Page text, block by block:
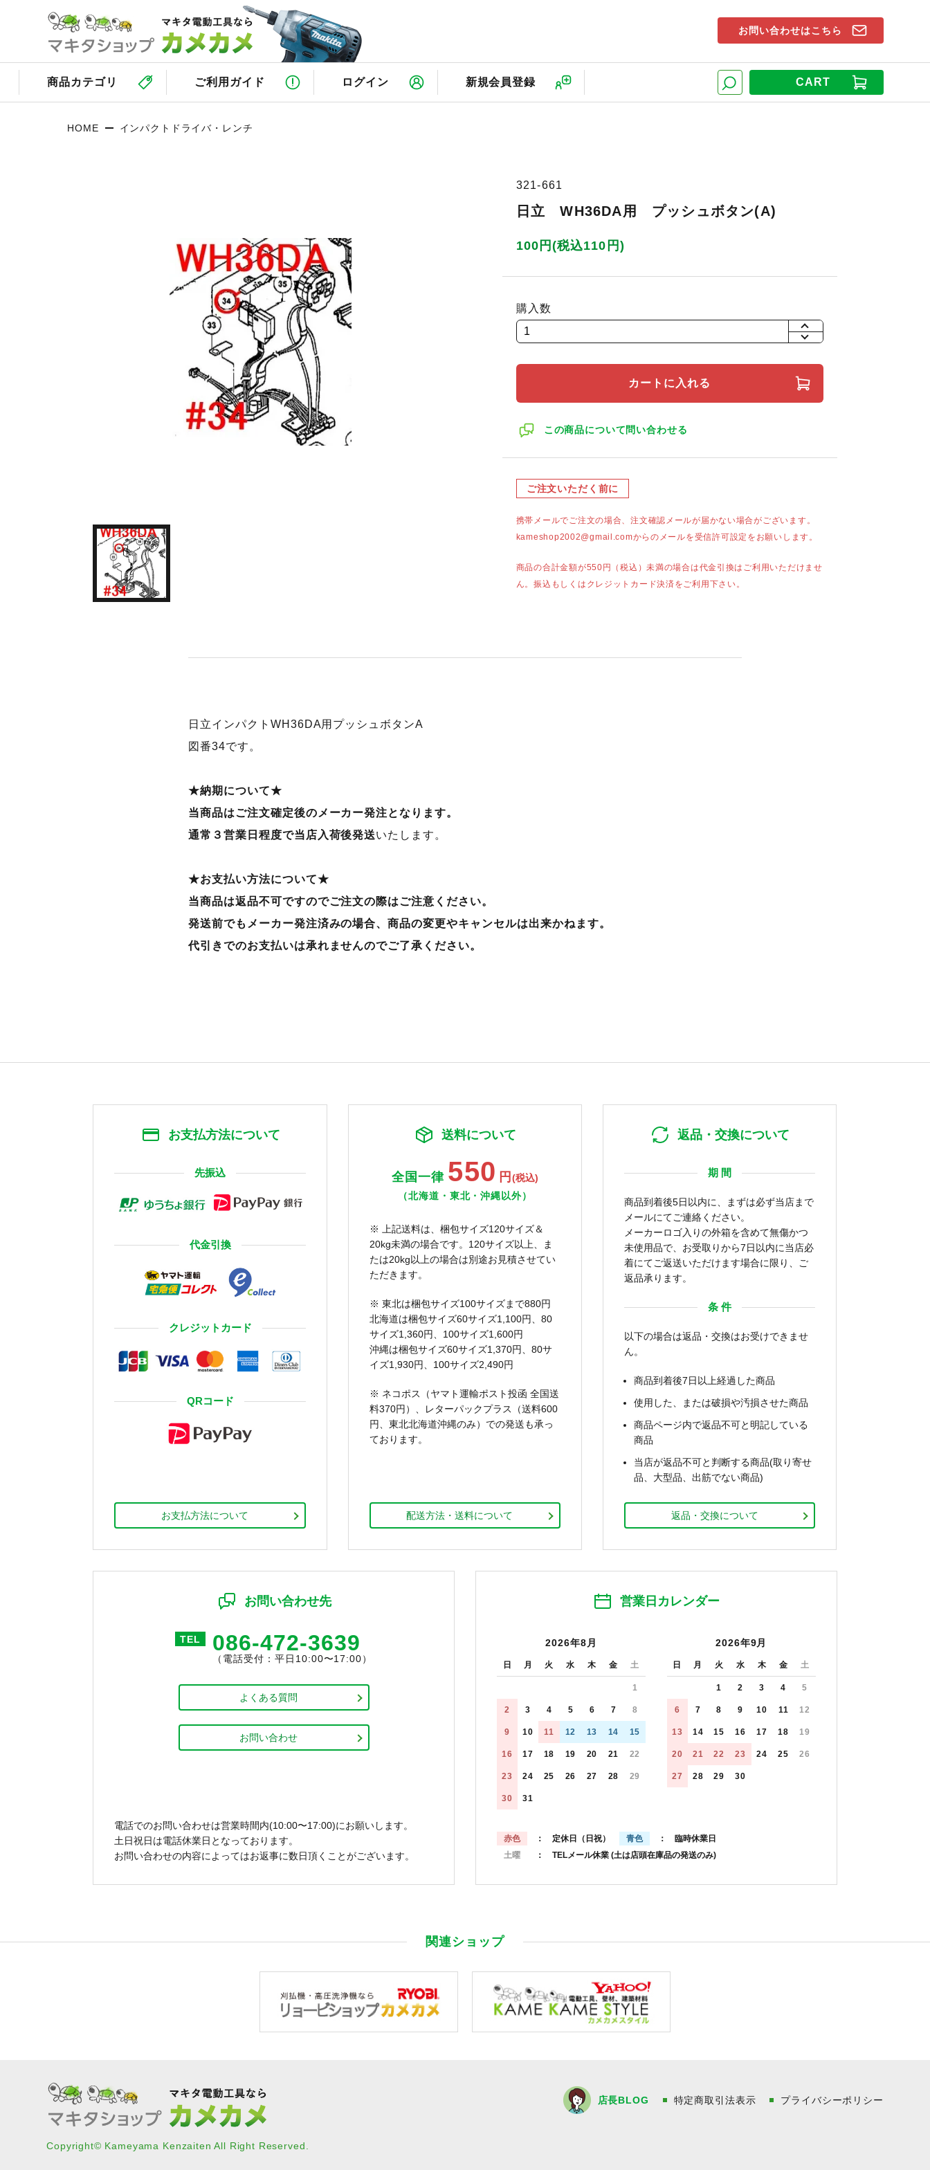
CART
商品カテゴリ ご利用ガイド ログイン 新規会員登録
お問い合わせはこちら
HOME インパクトドライバ・レンチ
321-661
日立 WH36DA用 プッシュボタン(A)
100円(税込110円)
購入数
+
カートに入れる
この商品について問い合わせる
ご注文いただく前に
携帯メールでご注文の場合、注文確認メールが届かない場合がございます。
kameshop2002@gmail.comからのメールを受信許可設定をお願いします。
商品の合計金額が550円（税込）未満の場合は代金引換はご利用いただけませ
ん。振込もしくはクレジットカード決済をご利用下さい。
日立インパクトWH36DA用プッシュボタンA
図番34です。
★納期について★
当商品はご注文確定後のメーカー発注となります。
通常３営業日程度で当店入荷後発送いたします。
★お支払い方法について★
当商品は返品不可ですのでご注文の際はご注意ください。
発送前でもメーカー発注済みの場合、商品の変更やキャンセルは出来かねます。
代引きでのお支払いは承れませんのでご了承ください。
お支払方法について
先振込
代金引換
クレジットカード
QRコード
お支払方法について
送料について
全国一律 550 円 (税込)
（北海道・東北・沖縄以外）
※ 上記送料は、梱包サイズ120サイズ＆
20kg未満の場合です。120サイズ以上、ま
たは20kg以上の場合は別途お見積させてい
ただきます。
※ 東北は梱包サイズ100サイズまで880円
北海道は梱包サイズ60サイズ1,100円、80
サイズ1,360円、100サイズ1,600円
沖縄は梱包サイズ60サイズ1,370円、80サ
イズ1,930円、100サイズ2,490円
※ ネコポス（ヤマト運輸ポスト投函 全国送
料370円）、レターパックプラス（送料600
円、東北北海道沖縄のみ）での発送も承っ
ております。
配送方法・送料について
返品・交換について
期 間
商品到着後5日以内に、まずは必ず当店まで
メールにてご連絡ください。
メーカーロゴ入りの外箱を含めて無傷かつ
未使用品で、お受取りから7日以内に当店必
着にてご返送いただけます場合に限り、ご
返品承ります。
条 件
以下の場合は返品・交換はお受けできませ
ん。
商品到着後7日以上経過した商品
使用した、または破損や汚損させた商品
商品ページ内で返品不可と明記している
商品
当店が返品不可と判断する商品(取り寄せ
品、大型品、出筋でない商品)
返品・交換について
お問い合わせ先
TEL 086-472-3639
（電話受付：平日10:00〜17:00）
よくある質問
お問い合わせ
電話でのお問い合わせは営業時間内(10:00〜17:00)にお願いします。
土日祝日は電話休業日となっております。
お問い合わせの内容によってはお返事に数日頂くことがございます。
営業日カレンダー
2026年8月
日 月 火 水 木 金 土
1
2 3 4 5 6 7 8
9 10 11 12 13 14 15
16 17 18 19 20 21 22
23 24 25 26 27 28 29
30 31
2026年9月
日 月 火 水 木 金 土
1 2 3 4 5
6 7 8 9 10 11 12
13 14 15 16 17 18 19
20 21 22 23 24 25 26
27 28 29 30
赤色 ： 定休日（日祝） 青色
： 臨時休業日
土曜
： TELメール休業 (土は店頭在庫品の発送のみ)
関連ショップ
店長BLOG 特定商取引法表示 プライバシーポリシー
Copyright© Kameyama Kenzaiten All Right Reserved.